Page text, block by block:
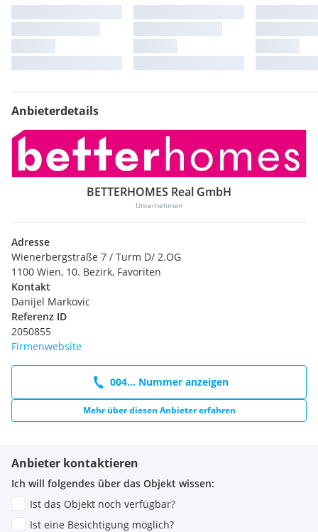
Anbieterdetails
BETTERHOMES Real GmbH
Unternehmen
Adresse
Wienerbergstraße 7 / Turm D/ 2.OG
1100 Wien, 10. Bezirk, Favoriten
Kontakt
Danijel Markovic
Referenz ID
2050855
Firmenwebsite
004... Nummer anzeigen
Mehr über diesen Anbieter erfahren
Anbieter kontaktieren
Ich will folgendes über das Objekt wissen:
Ist das Objekt noch verfügbar?
Ist eine Besichtigung möglich?